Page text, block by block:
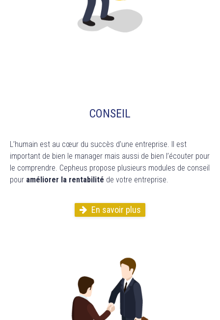
CONSEIL
L’humain est au cœur du succès d’une entreprise. Il est
important de bien le manager mais aussi de bien l’écouter pour
le comprendre. Cepheus propose plusieurs modules de conseil
pour améliorer la rentabilité de votre entreprise.
En savoir plus